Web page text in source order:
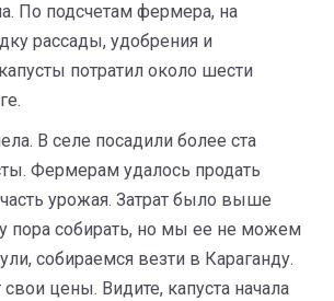
По подсчетам фермера, на
рассады, удобрения и
потратил около шести
В селе посадили более ста
Фермерам удалось продать
урожая. Затрат было выше
пора собирать, но мы ее не можем
собираемся везти в Караганду.
цены. Видите, капуста начала